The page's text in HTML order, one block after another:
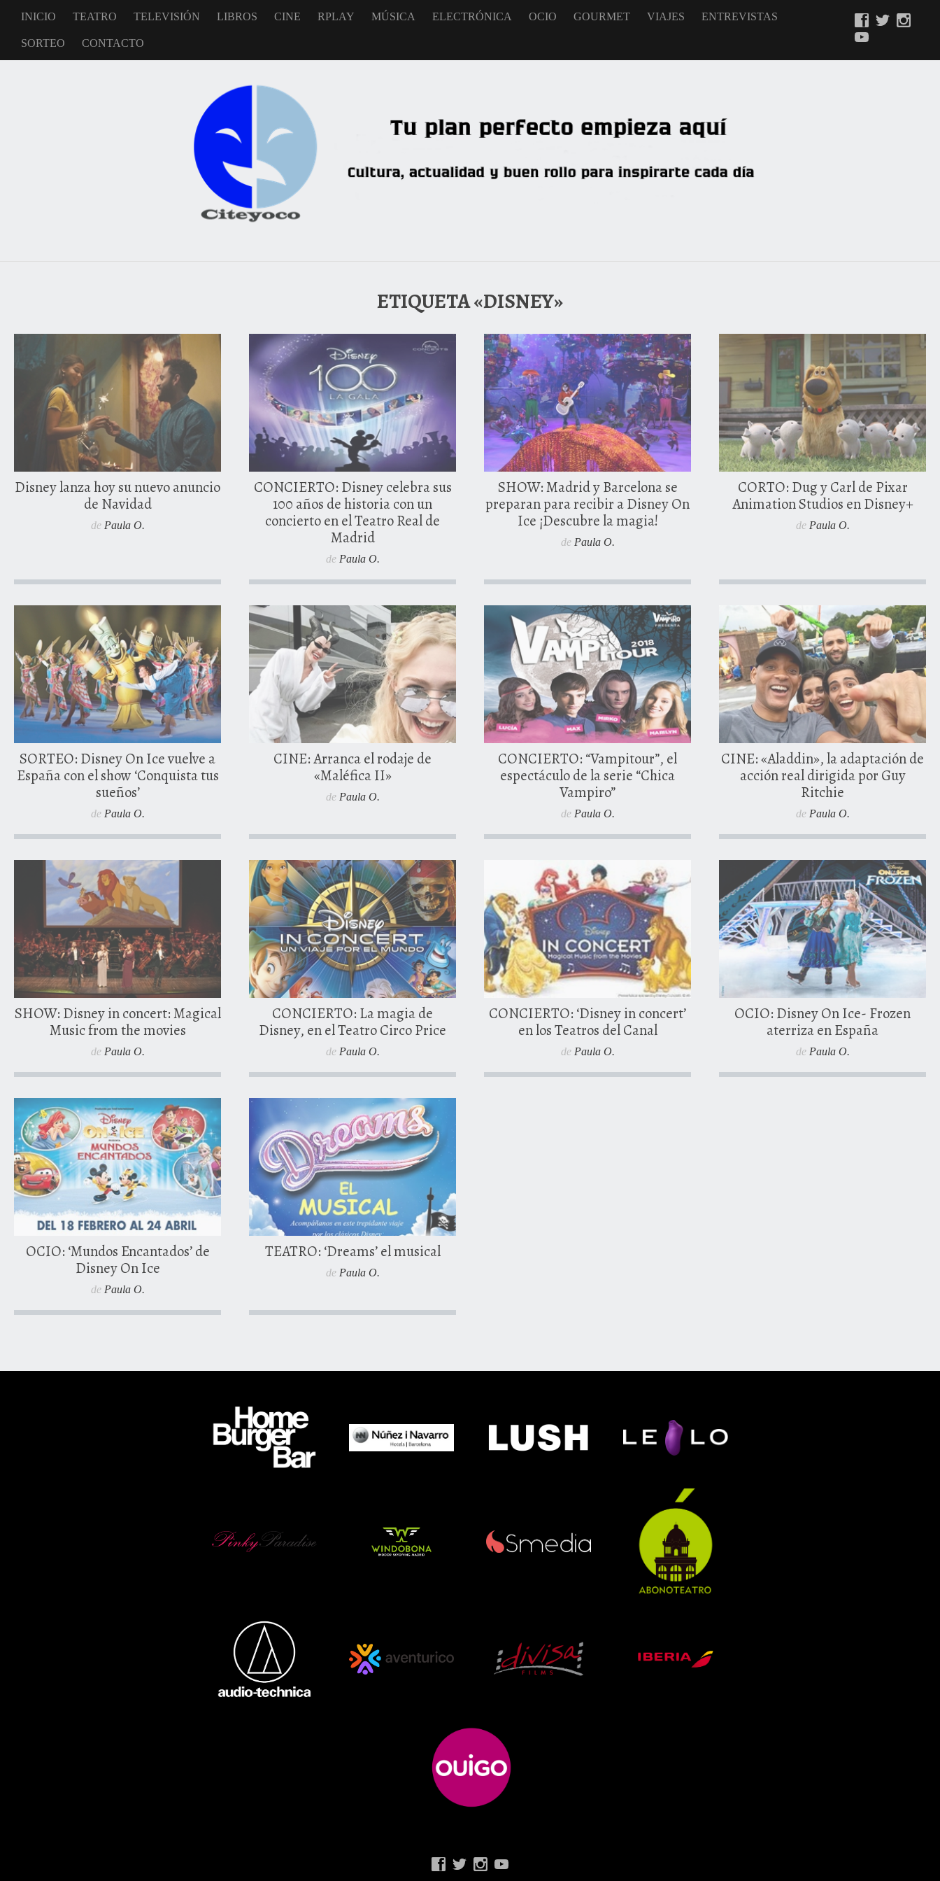
INICIO TEATRO TELEVISIÓN LIBROS CINE RPLAY MÚSICA ELECTRÓNICA OCIO GOURMET VIAJES ENTREVISTAS
SORTEO CONTACTO
ETIQUETA «DISNEY»
2 noviembre, 2023
Disney lanza hoy su nuevo anuncio
de Navidad
de Paula O.
5 septiembre, 2023
0 comentarios
CONCIERTO: Disney celebra sus
100 años de historia con un
concierto en el Teatro Real de
Madrid
de Paula O.
1 febrero, 2023
0 comentarios
SHOW: Madrid y Barcelona se
preparan para recibir a Disney On
Ice ¡Descubre la magia!
de Paula O.
0 comentarios
CORTO: Dug y Carl de Pixar
Animation Studios en Disney+
de Paula O.
28 noviembre, 2018
SORTEO: Disney On Ice vuelve a
España con el show ‘Conquista tus
sueños’
de Paula O.
30 mayo, 2018
0 comentarios
CINE: Arranca el rodaje de
«Maléfica II»
de Paula O.
23 mayo, 2018
0 comentarios
CONCIERTO: “Vampitour”, el
espectáculo de la serie “Chica
Vampiro”
de Paula O.
0 comentarios
CINE: «Aladdin», la adaptación de
acción real dirigida por Guy
Ritchie
de Paula O.
13 julio, 2017
SHOW: Disney in concert: Magical
Music from the movies
de Paula O.
13 junio, 2017
0 comentarios
CONCIERTO: La magia de
Disney, en el Teatro Circo Price
de Paula O.
16 diciembre, 2016
0 comentarios
CONCIERTO: ‘Disney in concert’
en los Teatros del Canal
de Paula O.
0 comentarios
OCIO: Disney On Ice- Frozen
aterriza en España
de Paula O.
27 febrero, 2016
OCIO: ‘Mundos Encantados’ de
Disney On Ice
de Paula O.
0 comentarios
TEATRO: ‘Dreams’ el musical
de Paula O.